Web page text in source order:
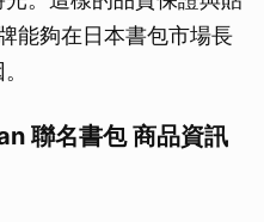
能夠在日本書包市場長
聯名書包 商品資訊